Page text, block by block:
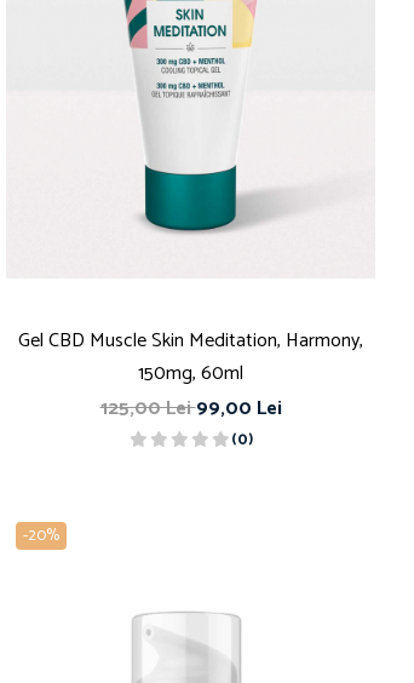
Gel CBD Muscle Skin Meditation, Harmony,
150mg, 60ml
125,00 Lei99,00 Lei
(0)
-20%